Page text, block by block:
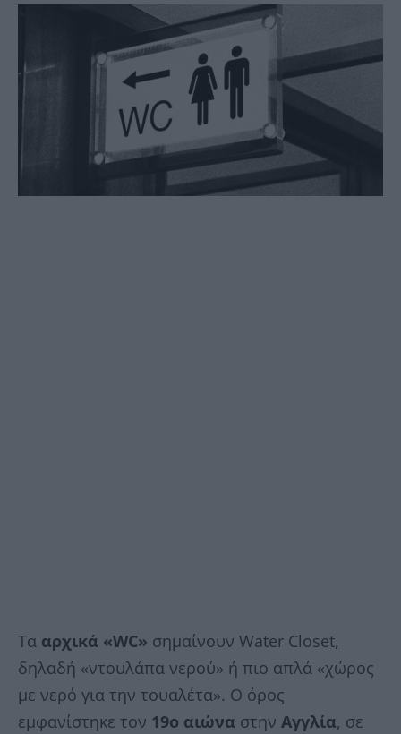
Τα αρχικά «WC» σημαίνουν Water Closet,
δηλαδή «ντουλάπα νερού» ή πιο απλά «χώρος
με νερό για την τουαλέτα». Ο όρος
εμφανίστηκε τον 19ο αιώνα στην Αγγλία, σε